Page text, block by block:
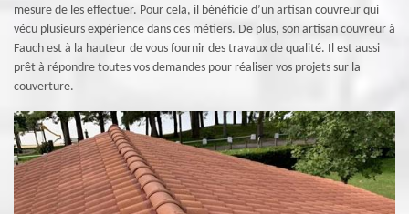
mesure de les effectuer. Pour cela, il bénéficie d’un artisan couvreur qui
vécu plusieurs expérience dans ces métiers. De plus, son artisan couvreur à
Fauch est à la hauteur de vous fournir des travaux de qualité. Il est aussi
prêt à répondre toutes vos demandes pour réaliser vos projets sur la
couverture.